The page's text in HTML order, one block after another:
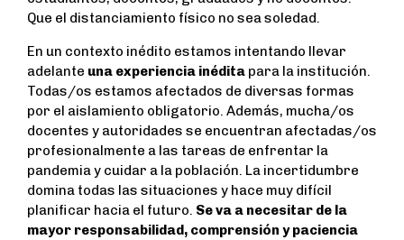
Que el distanciamiento físico no sea soledad.
En un contexto inédito estamos intentando llevar
adelante una experiencia inédita para la institución.
Todas/os estamos afectados de diversas formas
por el aislamiento obligatorio. Además, mucha/os
docentes y autoridades se encuentran afectadas/os
profesionalmente a las tareas de enfrentar la
pandemia y cuidar a la población. La incertidumbre
domina todas las situaciones y hace muy difícil
planificar hacia el futuro. Se va a necesitar de la
mayor responsabilidad, comprensión y paciencia